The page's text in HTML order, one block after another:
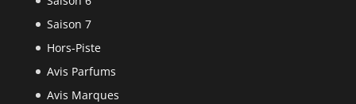
Saison 7
Hors-Piste
Avis Parfums
Avis Marques